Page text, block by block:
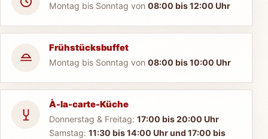
Montag bis Sonntag von 08:00 bis 12:00 Uhr
Frühstücksbuffet
Montag bis Sonntag von 08:00 bis 10:00 Uhr
À-la-carte-Küche
Donnerstag & Freitag: 17:00 bis 20:00 Uhr
Samstag: 11:30 bis 14:00 Uhr und 17:00 bis